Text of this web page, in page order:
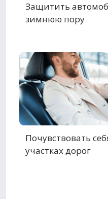
Защитить
зимнюю пору
Почувствовать
участках дорог